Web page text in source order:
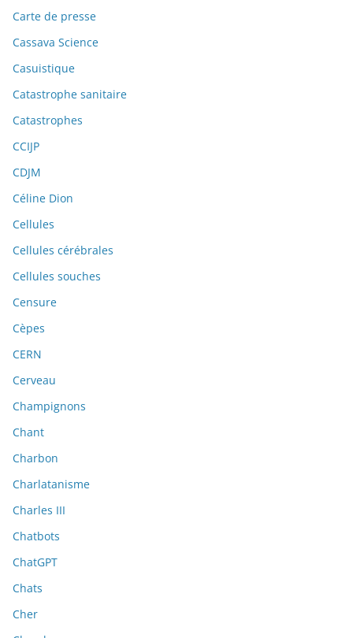
Carte de presse
Cassava Science
Casuistique
Catastrophe sanitaire
Catastrophes
CCIJP
CDJM
Céline Dion
Cellules
Cellules cérébrales
Cellules souches
Censure
Cèpes
CERN
Cerveau
Champignons
Chant
Charbon
Charlatanisme
Charles III
Chatbots
ChatGPT
Chats
Cher